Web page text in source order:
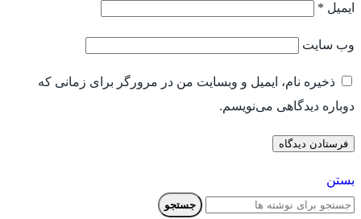
ایمیل *
وب‌ سایت
ذخیره نام، ایمیل و وبسایت من در مرورگر برای زمانی که
دوباره دیدگاهی می‌نویسم.
بستن
جستجو